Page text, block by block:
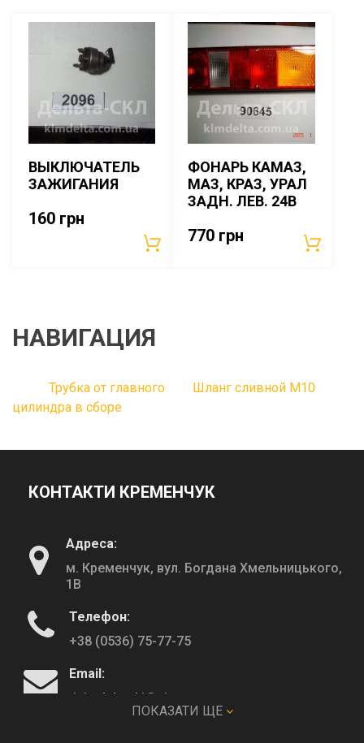
ВЫКЛЮЧАТЕЛЬ
ЗАЖИГАНИЯ
160 грн
ФОНАРЬ КАМАЗ,
МАЗ, КРАЗ, УРАЛ
ЗАДН. ЛЕВ. 24В
770 грн
НАВИГАЦИЯ
Трубка от главного
цилиндра в сборе
Шланг сливной М10
КОНТАКТИ КРЕМЕНЧУК
Адреса:
м. Кременчук, вул. Богдана Хмельницького,
1В
Телефон:
+38 (0536) 75-77-75
Email:
deltadeltaskl@ukr.net
ПОКАЗАТИ ЩЕ